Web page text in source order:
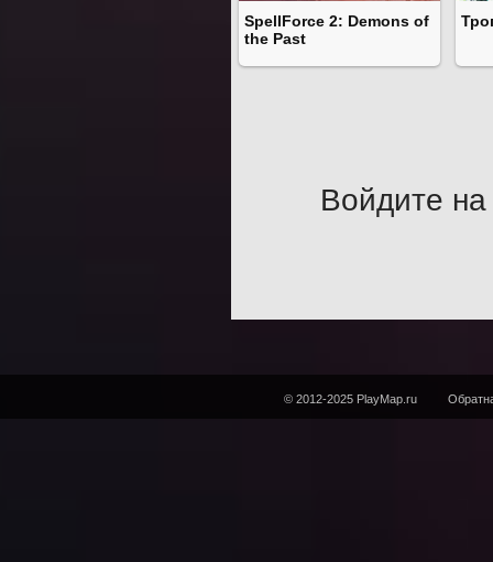
SpellForce 2: Demons of
the Past
Войдите на
© 2012-2025 PlayMap.ru